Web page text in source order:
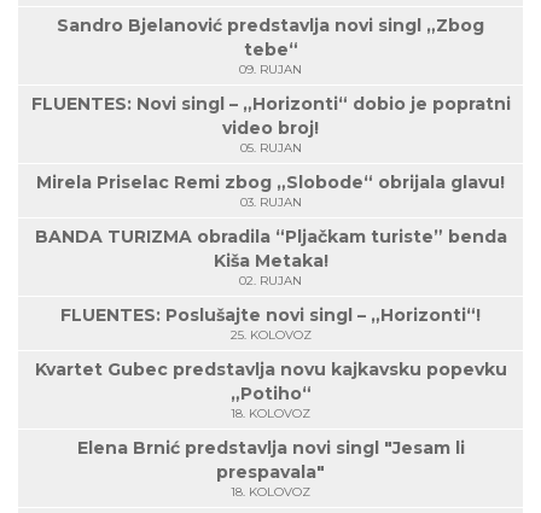
Sandro Bjelanović predstavlja novi singl „Zbog
tebe“
09. RUJAN
FLUENTES: Novi singl – „Horizonti“ dobio je popratni
video broj!
05. RUJAN
Mirela Priselac Remi zbog „Slobode“ obrijala glavu!
03. RUJAN
BANDA TURIZMA obradila “Pljačkam turiste” benda
Kiša Metaka!
02. RUJAN
FLUENTES: Poslušajte novi singl – „Horizonti“!
25. KOLOVOZ
Kvartet Gubec predstavlja novu kajkavsku popevku
„Potiho“
18. KOLOVOZ
Elena Brnić predstavlja novi singl "Jesam li
prespavala"
18. KOLOVOZ